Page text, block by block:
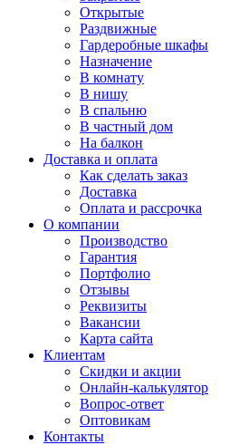
Открытые
Раздвижные
Гардеробные шкафы
Назначение
В комнату
В нишу
В спальню
В частный дом
На балкон
Доставка и оплата
Как сделать заказ
Доставка
Оплата и рассрочка
О компании
Производство
Гарантия
Портфолио
Отзывы
Реквизиты
Вакансии
Карта сайта
Клиентам
Скидки и акции
Онлайн-калькулятор
Вопрос-ответ
Оптовикам
Контакты